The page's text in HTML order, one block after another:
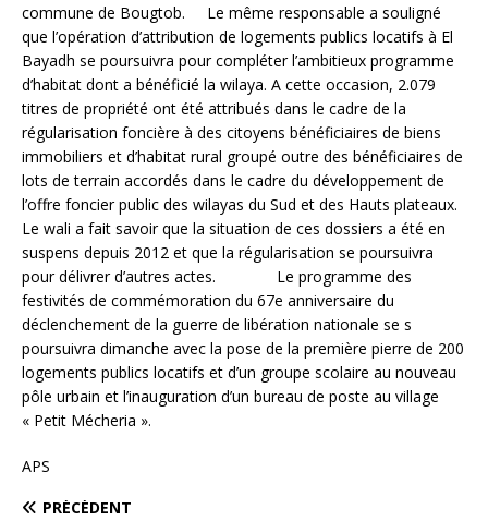
commune de Bougtob. Le même responsable a souligné
que l’opération d’attribution de logements publics locatifs à El
Bayadh se poursuivra pour compléter l’ambitieux programme
d’habitat dont a bénéficié la wilaya. A cette occasion, 2.079
titres de propriété ont été attribués dans le cadre de la
régularisation foncière à des citoyens bénéficiaires de biens
immobiliers et d’habitat rural groupé outre des bénéficiaires de
lots de terrain accordés dans le cadre du développement de
l’offre foncier public des wilayas du Sud et des Hauts plateaux.
Le wali a fait savoir que la situation de ces dossiers a été en
suspens depuis 2012 et que la régularisation se poursuivra
pour délivrer d’autres actes. Le programme des
festivités de commémoration du 67e anniversaire du
déclenchement de la guerre de libération nationale se s
poursuivra dimanche avec la pose de la première pierre de 200
logements publics locatifs et d’un groupe scolaire au nouveau
pôle urbain et l’inauguration d’un bureau de poste au village
« Petit Mécheria ».
APS
PRÉCÉDENT